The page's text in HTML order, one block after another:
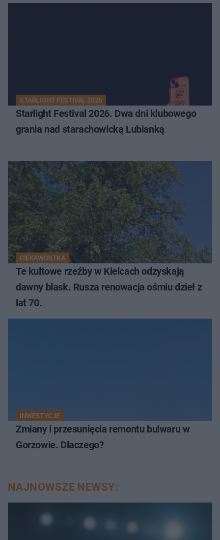
STARLIGHT FESTIVAL 2026
Starlight Festival 2026. Dwa dni klubowego
grania nad starachowicką Lubianką
CIEKAWOSTKA
Te kultowe rzeźby w Kielcach odzyskają
dawny blask. Rusza renowacja ośmiu dzieł z
lat 70.
INWESTYCJE
Zmiany i przesunięcia remontu bulwaru w
Gorzowie. Dlaczego?
NAJNOWSZE NEWSY: